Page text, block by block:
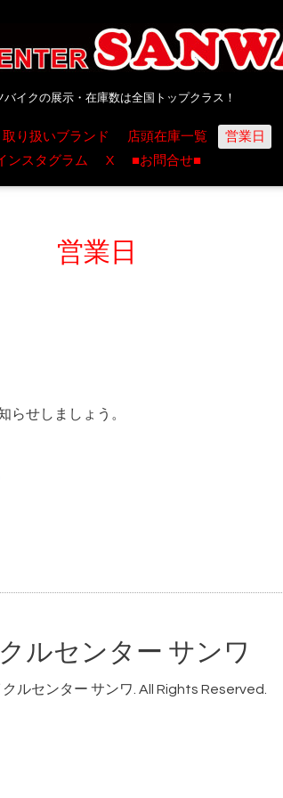
バイクの展示・在庫数は全国トップクラス！
取り扱いブランド 店頭在庫一覧 営業日
ンスタグラム
X ■お問合せ■
営業日
らせしましょう。
ルセンター サンワ
ルセンター サンワ. All Rights Reserved.